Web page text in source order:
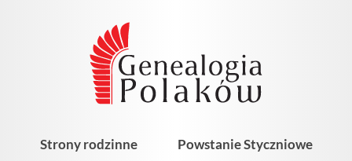
Strony rodzinne
Powstanie Styczniowe